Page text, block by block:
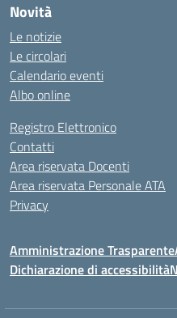
Novità
Le notizie
Le circolari
Calendario eventi
Albo online
Registro Elettronico
Contatti
Area riservata Docenti
Area riservata Personale ATA
Privacy
Amministrazione Trasparente
Dichiarazione di accessibilità